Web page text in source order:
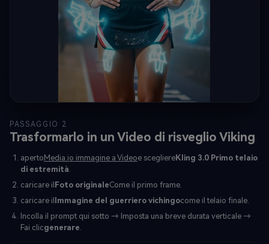
PASSAGGIO 2
Trasformarlo in un Video di risveglio Viking
apertoMedia.io immagine a Videoe scegliereKling 3.0 Primo telaio
di estremità
caricare ilFoto originaleCome il primo frame.
caricare ilImmagine del guerriero vichingocome il telaio finale.
Incolla il prompt qui sotto → Imposta una breve durata verticale →
Fai clicgenerare